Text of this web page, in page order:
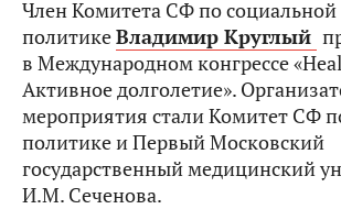
Член Комитета СФ по социальной
политикеВладимир Круглый
в Международном конгрессе
Активное долголетие».
мероприятия стали Комитет СФ
политике и Первый Московский
государственный медицинский
И.М. Сеченова.